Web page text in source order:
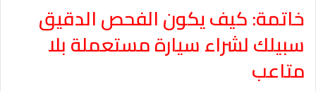
خاتمة: كيف يكون الفحص الدقيق
سبيلك لشراء سيارة مستعملة بلا
متاعب